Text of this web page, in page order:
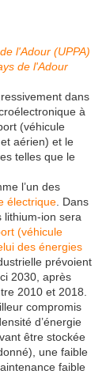
l'Adour (UPPA)
de l'Adour
dans
à
(véhicule
aérien) et le
telles que le
l’un des
électrique . Dans
lithium-ion sera
(véhicule
des énergies
prévoient
2030, après
2010 et 2018.
compromis
d’énergie
être stockée
une faible
faible